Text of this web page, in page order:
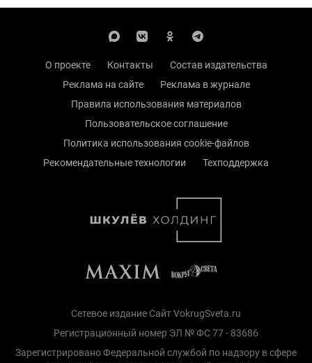
О проекте Контакты
Состав издательства
Реклама на сайте
Реклама в журнале
Правила использования материалов
Пользовательское соглашение
Политика использования cookie-файлов
Рекомендательные технологии
Техподдержка
Сетевое издание Сайт VokrugSveta.ru
Регистрационный номер ЭЛ № ФС 77 - 83686
Зарегистрировано Федеральной службой по надзору в сфере